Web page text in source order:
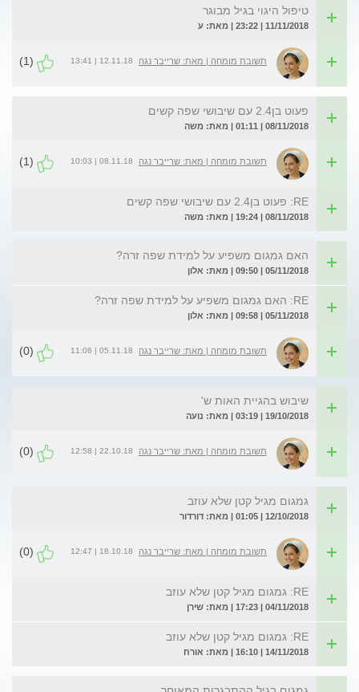
טיפול היגוי בגיל מבוגר
11/11/2018 | 23:22 | מאת: ע
תשובת מומחה | מאת: שרייבר נגה 12.11.18 | 13:41
(1)
פעוט בן2.4 עם שיבושי שפה קשים
08/11/2018 | 01:11 | מאת: משה
תשובת מומחה | מאת: שרייבר נגה 08.11.18 | 10:03
(1)
RE: פעוט בן2.4 עם שיבושי שפה קשים
08/11/2018 | 19:24 | מאת: משה
האם גמגום משפיע על למידת שפה זרה?
05/11/2018 | 09:50 | מאת: אלון
RE: האם גמגום משפיע על למידת שפה זרה?
05/11/2018 | 09:58 | מאת: אלון
תשובת מומחה | מאת: שרייבר נגה 05.11.18 | 11:06
(0)
שיבוש בהגיית האות ש'
19/10/2018 | 03:19 | מאת: נועה
תשובת מומחה | מאת: שרייבר נגה 22.10.18 | 12:58
(0)
גמגום מגיל קטן שלא עוזב
12/10/2018 | 01:05 | מאת: דורדור
תשובת מומחה | מאת: שרייבר נגה 18.10.18 | 12:47
(0)
RE: גמגום מגיל קטן שלא עוזב
04/11/2018 | 17:23 | מאת: שירן
RE: גמגום מגיל קטן שלא עוזב
14/11/2018 | 16:10 | מאת: אורח